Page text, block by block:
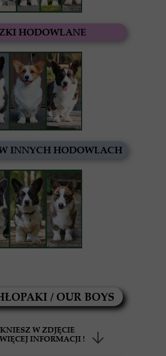
W ZDJĘCIE
INFORMACJI !
/ OUR BOYS
HODOWLANE
INNYCH HODOWLACH